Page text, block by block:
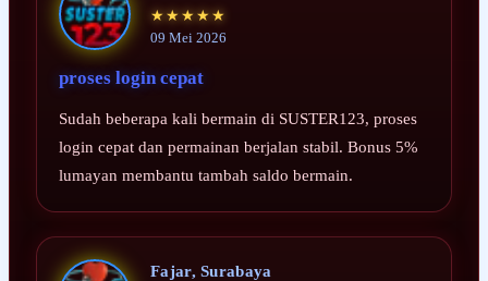
★★★★★
09 Mei 2026
proses login cepat
Sudah beberapa kali bermain di SUSTER123, proses
login cepat dan permainan berjalan stabil. Bonus 5%
lumayan membantu tambah saldo bermain.
Fajar, Surabaya